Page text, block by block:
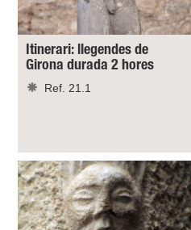
Itinerari: llegendes de
Girona durada 2 hores
Ref. 21.1